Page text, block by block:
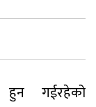
हुन गईरहेको